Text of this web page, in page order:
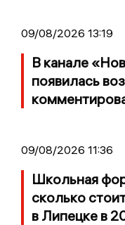
09/08/2026 13:19
В канале
появилась
09/08/2026 11:36
Школьная
сколько
в Липецке в